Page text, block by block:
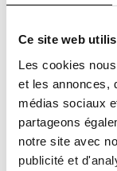
Ce site web
Les cookies
et les annonces,
médias sociaux
partageons
notre site avec
publicité et
SKL
Filtre à air de
REMARQUE
Pollenfilter (part)